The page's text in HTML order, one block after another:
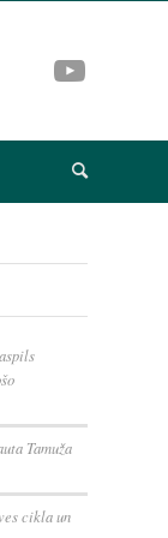
Tamuža
cikla un